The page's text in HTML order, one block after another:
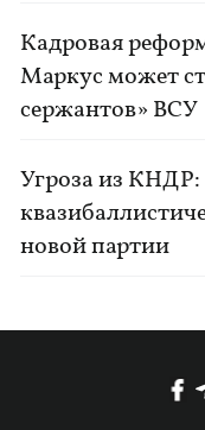
Кадровая
Маркус может
сержантов» ВСУ
Угроза из
новой партии